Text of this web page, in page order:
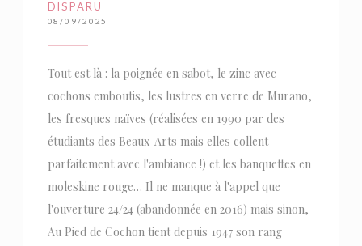
DISPARU
08/09/2025
Tout est là : la poignée en sabot, le zinc avec
cochons emboutis, les lustres en verre de Murano,
les fresques naïves (réalisées en 1990 par des
étudiants des Beaux-Arts mais elles collent
parfaitement avec l'ambiance !) et les banquettes en
moleskine rouge… Il ne manque à l'appel que
l'ouverture 24/24 (abandonnée en 2016) mais sinon,
Au Pied de Cochon tient depuis 1947 son rang